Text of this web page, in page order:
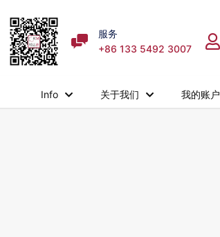
服务
+86 133 5492 3007
Info 关于我们 我的账户